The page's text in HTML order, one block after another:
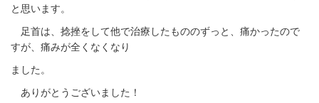
と思います。
足首は、捻挫をして他で治療したもののずっと、痛かったので
すが、痛みが全くなくなり
ました。
ありがとうございました！